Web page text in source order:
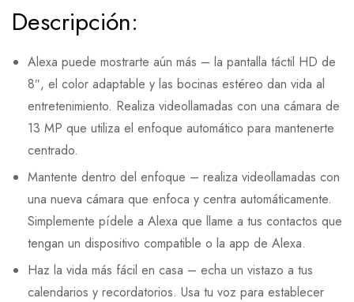
Descripción:
Alexa puede mostrarte aún más – la pantalla táctil HD de
8″, el color adaptable y las bocinas estéreo dan vida al
entretenimiento. Realiza videollamadas con una cámara de
13 MP que utiliza el enfoque automático para mantenerte
centrado.
Mantente dentro del enfoque – realiza videollamadas con
una nueva cámara que enfoca y centra automáticamente.
Simplemente pídele a Alexa que llame a tus contactos que
tengan un dispositivo compatible o la app de Alexa.
Haz la vida más fácil en casa – echa un vistazo a tus
calendarios y recordatorios. Usa tu voz para establecer